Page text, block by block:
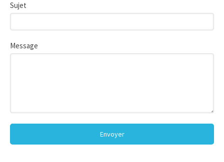
Sujet
Message
Envoyer